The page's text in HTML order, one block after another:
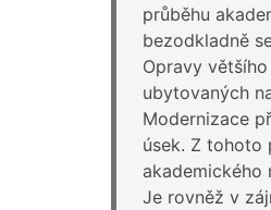
průběhu
bezodkladně
Opravy
ubytovaných
Modernizace
úsek. Z tohoto
akademického
Je rovněž v